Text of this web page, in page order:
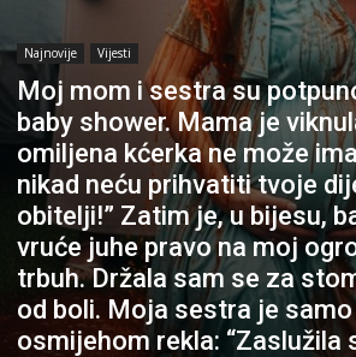
Najnovije Vijesti
Moj mom i sestra su
baby shower. Mama je
omiljena kćerka ne može
nikad neću prihvatiti tvoje
obitelji!” Zatim je, u bijesu,
vruće juhe pravo na moj
trbuh. Držala sam se za
od boli. Moja sestra je
osmijehom rekla: “Zaslužila